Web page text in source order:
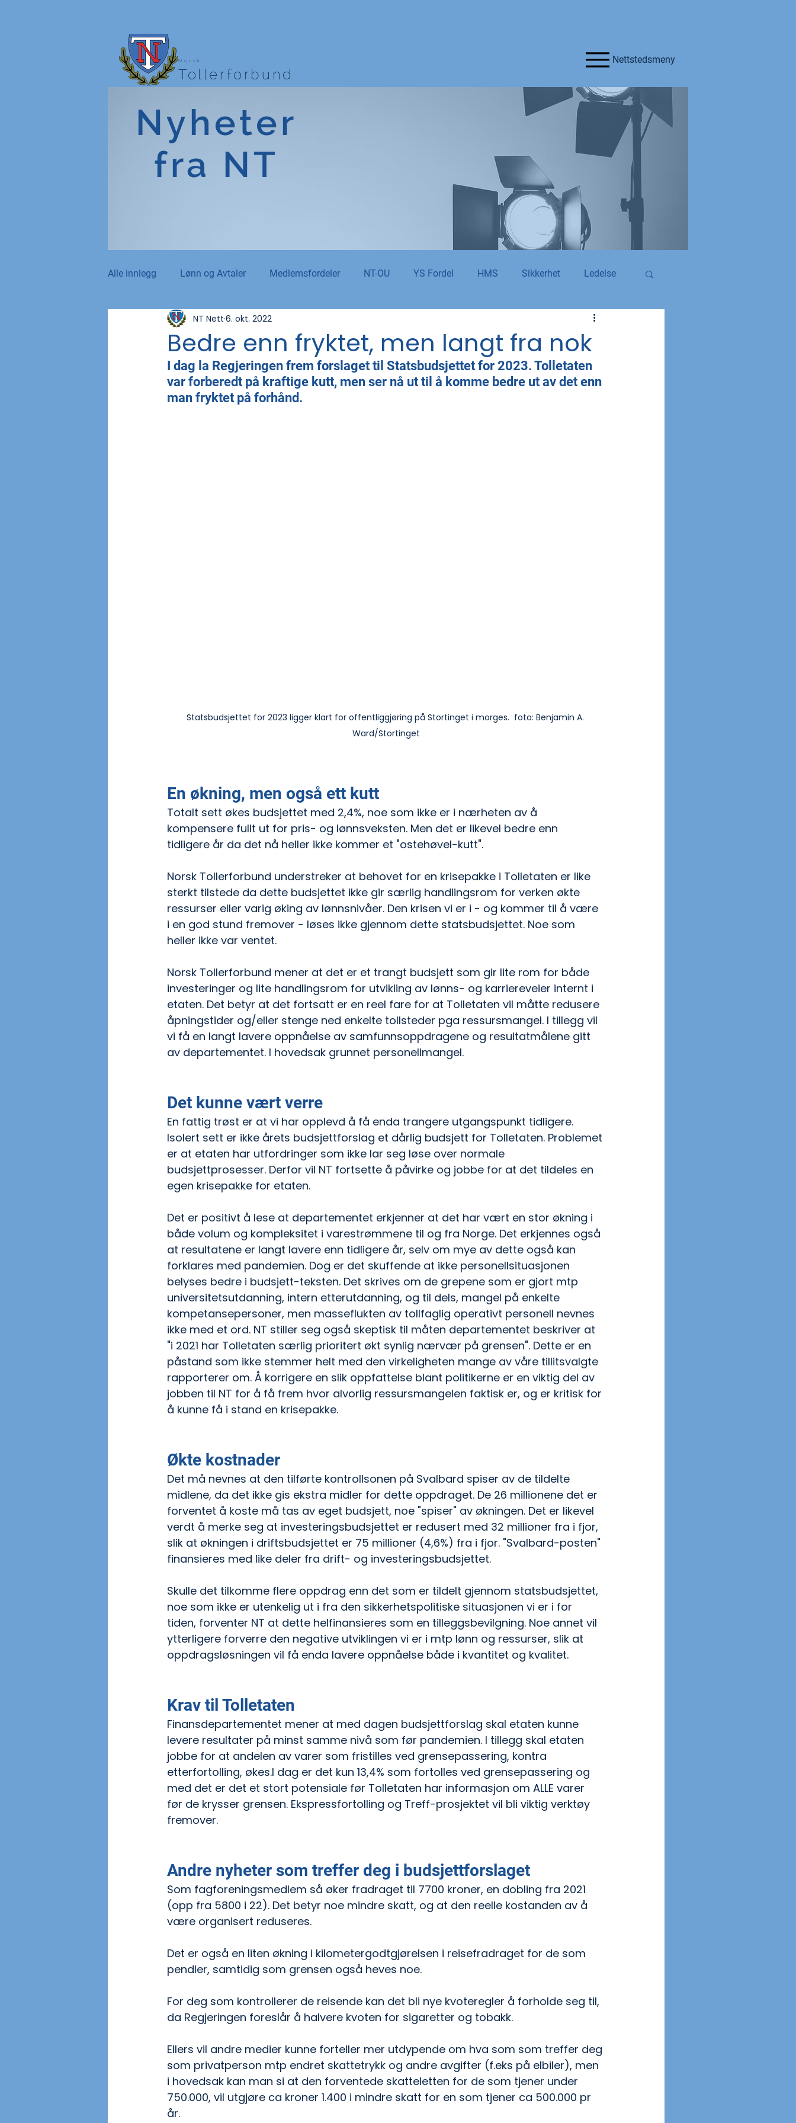
Norsk
Tollerforbund
Nettstedsmeny
Nyheter
fra NT
Alle innlegg Lønn og Avtaler Medlemsfordeler NT-OU YS Fordel HMS Sikkerhet Ledelse
Norsk Tollblad Kurs og Utdanning #jegerstatsansatt
Internasjonalt Andre nyheter Budsjett og økonomi Pensjon og seniorpolitikk YS og YS Stat
Bedre enn fryktet, men langt fra nok
NT Nett 6. okt. 2022
I dag la Regjeringen frem forslaget til Statsbudsjettet for 2023. Tolletaten
var forberedt på kraftige kutt, men ser nå ut til å komme bedre ut av det enn
man fryktet på forhånd.
Statsbudsjettet for 2023 ligger klart for offentliggjøring på Stortinget i morges.  foto: Benjamin A.
Ward/Stortinget
En økning, men også ett kutt
Totalt sett økes budsjettet med 2,4%, noe som ikke er i nærheten av å
kompensere fullt ut for pris- og lønnsveksten. Men det er likevel bedre enn
tidligere år da det nå heller ikke kommer et "ostehøvel-kutt".
Norsk Tollerforbund understreker at behovet for en krisepakke i Tolletaten er like
sterkt tilstede da dette budsjettet ikke gir særlig handlingsrom for verken økte
ressurser eller varig øking av lønnsnivåer. Den krisen vi er i - og kommer til å være
i en god stund fremover - løses ikke gjennom dette statsbudsjettet. Noe som
heller ikke var ventet.
Norsk Tollerforbund mener at det er et trangt budsjett som gir lite rom for både
investeringer og lite handlingsrom for utvikling av lønns- og karriereveier internt i
etaten. Det betyr at det fortsatt er en reel fare for at Tolletaten vil måtte redusere
åpningstider og/eller stenge ned enkelte tollsteder pga ressursmangel. I tillegg vil
vi få en langt lavere oppnåelse av samfunnsoppdragene og resultatmålene gitt
av departementet. I hovedsak grunnet personellmangel.
Det kunne vært verre
En fattig trøst er at vi har opplevd å få enda trangere utgangspunkt tidligere.
Isolert sett er ikke årets budsjettforslag et dårlig budsjett for Tolletaten. Problemet
er at etaten har utfordringer som ikke lar seg løse over normale
budsjettprosesser. Derfor vil NT fortsette å påvirke og jobbe for at det tildeles en
egen krisepakke for etaten.
Det er positivt å lese at departementet erkjenner at det har vært en stor økning i
både volum og kompleksitet i varestrømmene til og fra Norge. Det erkjennes også
at resultatene er langt lavere enn tidligere år, selv om mye av dette også kan
forklares med pandemien. Dog er det skuffende at ikke personellsituasjonen
belyses bedre i budsjett-teksten. Det skrives om de grepene som er gjort mtp
universitetsutdanning, intern etterutdanning, og til dels, mangel på enkelte
kompetansepersoner, men masseflukten av tollfaglig operativt personell nevnes
ikke med et ord. NT stiller seg også skeptisk til måten departementet beskriver at
"i 2021 har Tolletaten særlig prioritert økt synlig nærvær på grensen". Dette er en
påstand som ikke stemmer helt med den virkeligheten mange av våre tillitsvalgte
rapporterer om. Å korrigere en slik oppfattelse blant politikerne er en viktig del av
jobben til NT for å få frem hvor alvorlig ressursmangelen faktisk er, og er kritisk for
å kunne få i stand en krisepakke.
Økte kostnader
Det må nevnes at den tilførte kontrollsonen på Svalbard spiser av de tildelte
midlene, da det ikke gis ekstra midler for dette oppdraget. De 26 millionene det er
forventet å koste må tas av eget budsjett, noe "spiser" av økningen. Det er likevel
verdt å merke seg at investeringsbudsjettet er redusert med 32 millioner fra i fjor,
slik at økningen i driftsbudsjettet er 75 millioner (4,6%) fra i fjor. "Svalbard-posten"
finansieres med like deler fra drift- og investeringsbudsjettet.
Skulle det tilkomme flere oppdrag enn det som er tildelt gjennom statsbudsjettet,
noe som ikke er utenkelig ut i fra den sikkerhetspolitiske situasjonen vi er i for
tiden, forventer NT at dette helfinansieres som en tilleggsbevilgning. Noe annet vil
ytterligere forverre den negative utviklingen vi er i mtp lønn og ressurser, slik at
oppdragsløsningen vil få enda lavere oppnåelse både i kvantitet og kvalitet.
Krav til Tolletaten
Finansdepartementet mener at med dagen budsjettforslag skal etaten kunne
levere resultater på minst samme nivå som før pandemien. I tillegg skal etaten
jobbe for at andelen av varer som fristilles ved grensepassering, kontra
etterfortolling, økes.I dag er det kun 13,4% som fortolles ved grensepassering og
med det er det et stort potensiale før Tolletaten har informasjon om ALLE varer
før de krysser grensen. Ekspressfortolling og Treff-prosjektet vil bli viktig verktøy
fremover.
Andre nyheter som treffer deg i budsjettforslaget
Som fagforeningsmedlem så øker fradraget til 7700 kroner, en dobling fra 2021
(opp fra 5800 i 22). Det betyr noe mindre skatt, og at den reelle kostanden av å
være organisert reduseres.
Det er også en liten økning i kilometergodtgjørelsen i reisefradraget for de som
pendler, samtidig som grensen også heves noe.
For deg som kontrollerer de reisende kan det bli nye kvoteregler å forholde seg til,
da Regjeringen foreslår å halvere kvoten for sigaretter og tobakk.
Ellers vil andre medier kunne forteller mer utdypende om hva som som treffer deg
som privatperson mtp endret skattetrykk og andre avgifter (f.eks på elbiler), men
i hovedsak kan man si at den forventede skatteletten for de som tjener under
750.000, vil utgjøre ca kroner 1.400 i mindre skatt for en som tjener ca 500.000 pr
år.